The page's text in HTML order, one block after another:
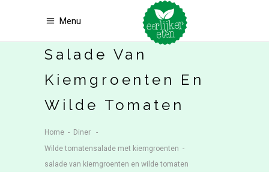
Menu
Salade Van
Kiemgroenten En
Wilde Tomaten
Home - Diner
-
Wilde tomatensalade met kiemgroenten -
salade van kiemgroenten en wilde tomaten